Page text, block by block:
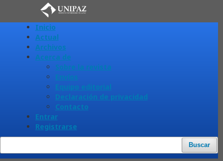
Inicio
Actual
Archivos
Acerca de
Sobre la revista
Envíos
Equipo editorial
Declaración de privacidad
Contacto
Entrar
Registrarse
Buscar